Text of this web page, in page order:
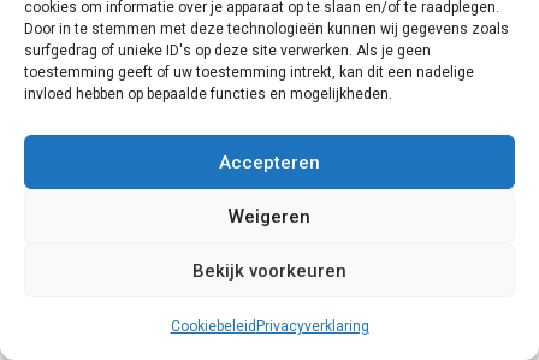
cookies om informatie over je apparaat op te slaan en/of te raadplegen.
Door in te stemmen met deze technologieën kunnen wij gegevens zoals
surfgedrag of unieke ID's op deze site verwerken. Als je geen
toestemming geeft of uw toestemming intrekt, kan dit een nadelige
invloed hebben op bepaalde functies en mogelijkheden.
Accepteren
Weigeren
Bekijk voorkeuren
Cookiebeleid Privacyverklaring
allen bij aan een goede duurzaamheid, en
zullen lange tijd meegaan. Voor deze
deuren is weinig onderhoud vereist: een
jaarlijkse reiniging is voldoende.